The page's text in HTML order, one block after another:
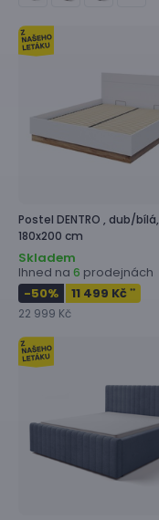
Postel DENTRO , dub/bílá,
180x200 cm
Skladem
Ihned na 6 prodejnách
-50% 11 499 Kč **
22 999 Kč